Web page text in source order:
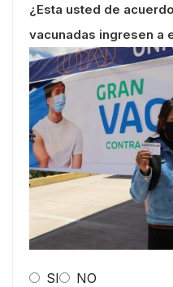
¿Esta usted de
vacunadas ingresen a
SI NO